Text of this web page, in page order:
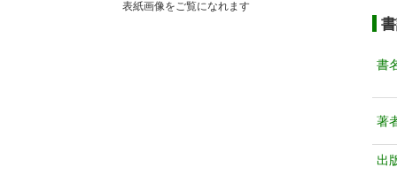
表紙画像をご覧になれます
書
著
出